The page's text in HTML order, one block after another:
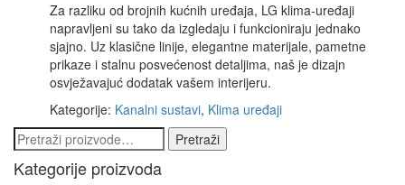
Za razliku od brojnih kućnih uređaja, LG klima-uređaji
napravljeni su tako da izgledaju i funkcioniraju jednako
sjajno. Uz klasične linije, elegantne materijale, pametne
prikaze i stalnu posvećenost detaljima, naš je dizajn
osvježavajuć dodatak vašem interijeru.
Kategorije: Kanalni sustavi, Klima uređaji
Pretraži:
Pretraži
Kategorije proizvoda